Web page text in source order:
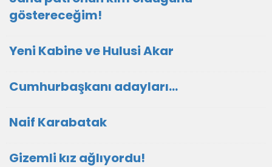
göstereceğim!
Yeni Kabine ve Hulusi Akar
Cumhurbaşkanı adayları…
Naif Karabatak
Gizemli kız ağlıyordu!